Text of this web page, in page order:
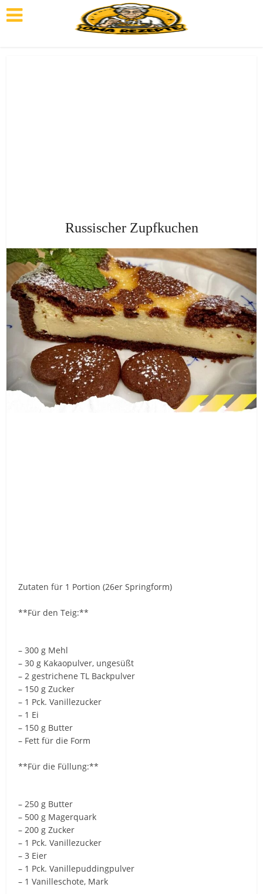
Russischer Zupfkuchen
Zutaten für 1 Portion (26er Springform)
**Für den Teig:**
– 300 g Mehl
– 30 g Kakaopulver, ungesüßt
– 2 gestrichene TL Backpulver
– 150 g Zucker
– 1 Pck. Vanillezucker
– 1 Ei
– 150 g Butter
– Fett für die Form
**Für die Füllung:**
– 250 g Butter
– 500 g Magerquark
– 200 g Zucker
– 1 Pck. Vanillezucker
– 3 Eier
– 1 Pck. Vanillepuddingpulver
– 1 Vanilleschote, Mark